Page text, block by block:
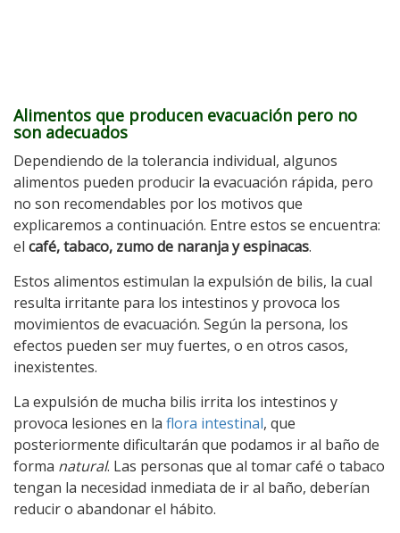
Alimentos que producen evacuación pero no
son adecuados
Dependiendo de la tolerancia individual, algunos
alimentos pueden producir la evacuación rápida, pero
no son recomendables por los motivos que
explicaremos a continuación. Entre estos se encuentra:
el café, tabaco, zumo de naranja y espinacas.
Estos alimentos estimulan la expulsión de bilis, la cual
resulta irritante para los intestinos y provoca los
movimientos de evacuación. Según la persona, los
efectos pueden ser muy fuertes, o en otros casos,
inexistentes.
La expulsión de mucha bilis irrita los intestinos y
provoca lesiones en la flora intestinal, que
posteriormente dificultarán que podamos ir al baño de
forma natural. Las personas que al tomar café o tabaco
tengan la necesidad inmediata de ir al baño, deberían
reducir o abandonar el hábito.